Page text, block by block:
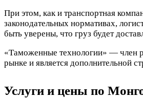
При этом, как и транспортная
законодательных нормативах,
быть уверены, что груз будет
«Таможенные технологии» — член
рынке и является дополнительной
Услуги и цены по